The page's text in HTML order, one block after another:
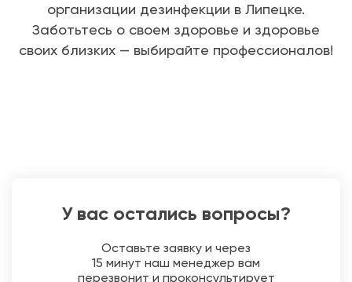
организации дезинфекции в Липецке.
Заботьтесь о своем здоровье и здоровье
своих близких — выбирайте профессионалов!
У вас остались вопросы?
Оставьте заявку и через
15 минут наш менеджер вам
перезвонит и проконсультирует